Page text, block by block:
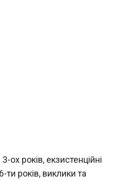
ох років, екзистенційні
ти років, виклики та